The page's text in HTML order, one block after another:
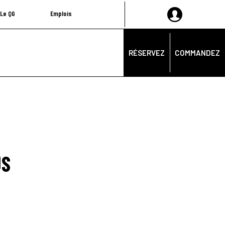
Le QG Emplois
RÉSERVEZ COMMANDEZ